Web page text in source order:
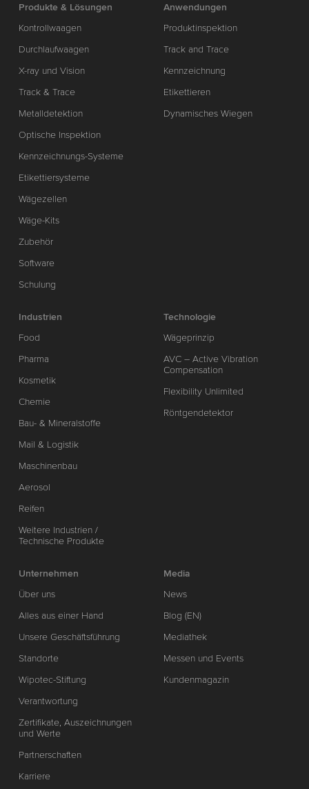
Produkte & Lösungen
Kontrollwaagen
Durchlaufwaagen
X-ray und Vision
Track & Trace
Metalldetektion
Optische Inspektion
Kennzeichnungs-Systeme
Etikettiersysteme
Wägezellen
Wäge-Kits
Zubehör
Software
Schulung
Anwendungen
Produktinspektion
Track and Trace
Kennzeichnung
Etikettieren
Dynamisches Wiegen
Industrien
Food
Pharma
Kosmetik
Chemie
Bau- & Mineralstoffe
Mail & Logistik
Maschinenbau
Aerosol
Reifen
Weitere Industrien /
Technische Produkte
Technologie
Wägeprinzip
AVC – Active Vibration
Compensation
Flexibility Unlimited
Röntgendetektor
Unternehmen
Über uns
Alles aus einer Hand
Unsere Geschäftsführung
Standorte
Wipotec-Stiftung
Verantwortung
Zertifikate, Auszeichnungen
und Werte
Partnerschaften
Karriere
Media
News
Blog (EN)
Mediathek
Messen und Events
Kundenmagazin